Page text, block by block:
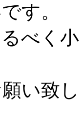
す。
べく
い致